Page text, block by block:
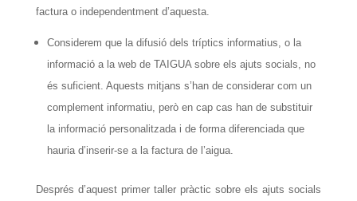
factura o independentment d’aquesta.
Considerem que la difusió dels tríptics informatius, o la
informació a la web de TAIGUA sobre els ajuts socials, no
és suficient. Aquests mitjans s’han de considerar com un
complement informatiu, però en cap cas han de substituir
la informació personalitzada i de forma diferenciada que
hauria d’inserir-se a la factura de l’aigua.
Després d’aquest primer taller pràctic sobre els ajuts socials